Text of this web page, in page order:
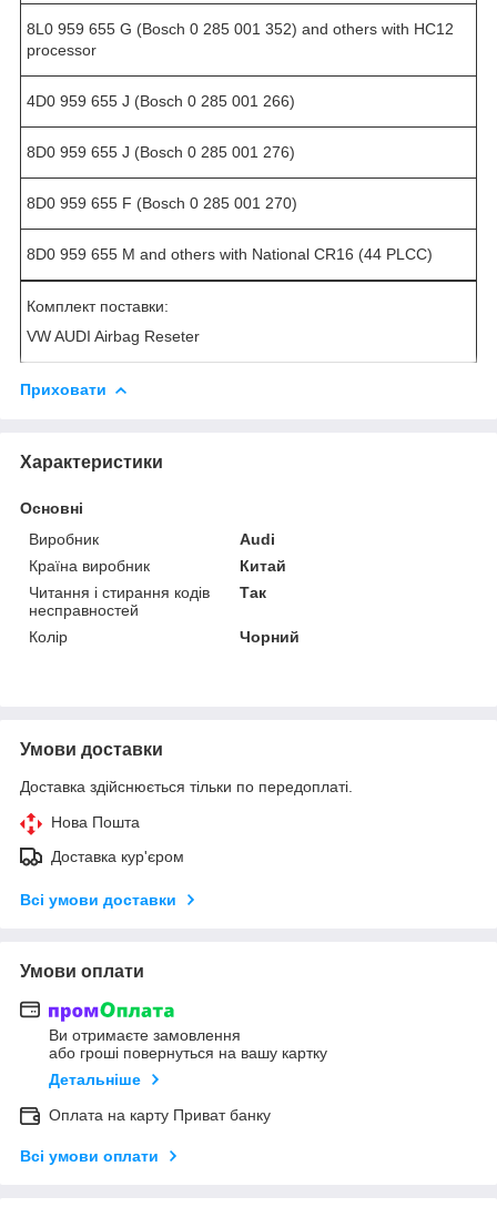
8L0 959 655 G (Bosch 0 285 001 352) and others with HC12
processor
4D0 959 655 J (Bosch 0 285 001 266)
8D0 959 655 J (Bosch 0 285 001 276)
8D0 959 655 F (Bosch 0 285 001 270)
8D0 959 655 M and others with National CR16 (44 PLCC)
Комплект поставки:
VW AUDI Airbag Reseter
Приховати
Характеристики
Основні
Виробник
Audi
Країна виробник
Китай
Читання і стирання кодів
несправностей
Так
Колір Чорний
Умови доставки
Доставка здійснюється тільки по передоплаті.
Нова Пошта
Доставка кур'єром
Всі умови доставки
Умови оплати
Ви отримаєте замовлення
або гроші повернуться на вашу картку
Детальніше
Оплата на карту Приват банку
Всі умови оплати